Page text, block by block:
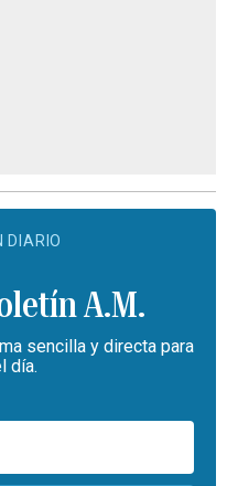
DIARIO
A.M.
sencilla y directa para
día.